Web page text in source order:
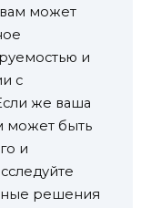
может
и
с
же ваша
может быть
и
решения